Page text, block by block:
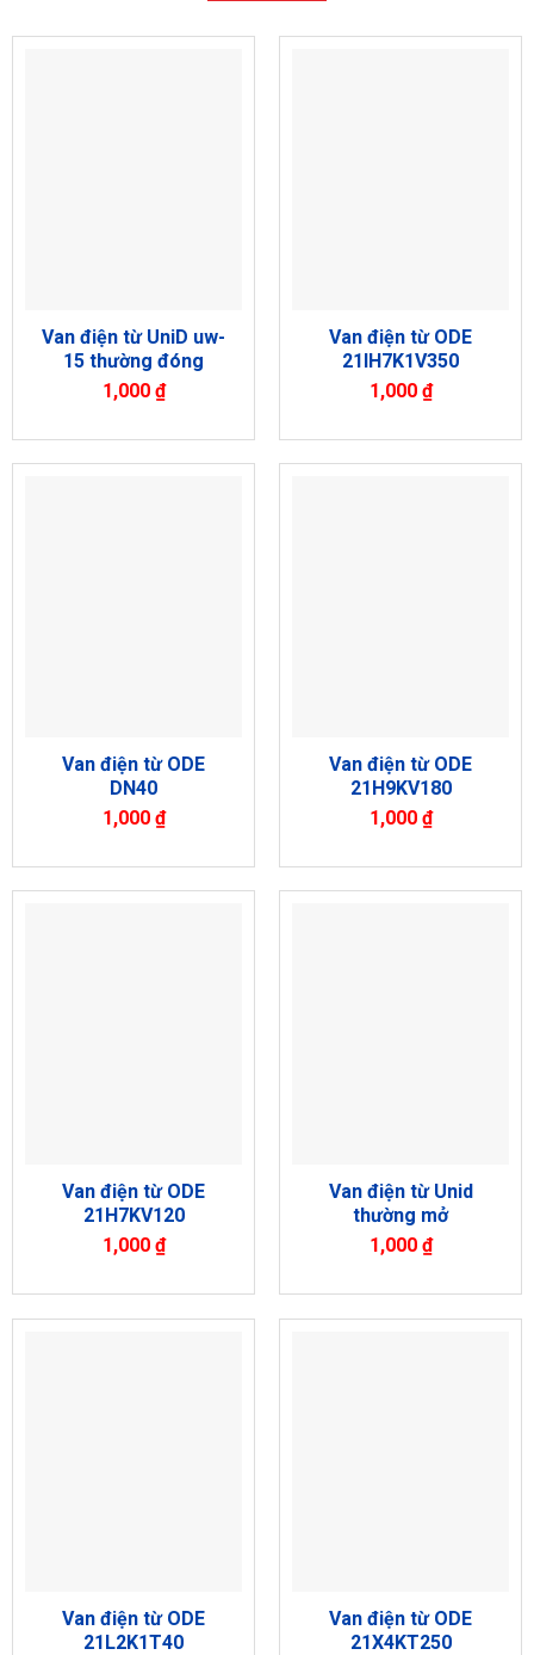
Van điện từ UniD uw-
15 thường đóng
1,000 ₫
Van điện từ ODE
21IH7K1V350
1,000 ₫
Van điện từ ODE
DN40
1,000 ₫
Van điện từ ODE
21H9KV180
1,000 ₫
Van điện từ ODE
21H7KV120
1,000 ₫
Van điện từ Unid
thường mở
1,000 ₫
Van điện từ ODE
21L2K1T40
Van điện từ ODE
21X4KT250